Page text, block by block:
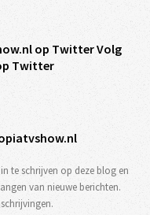
Volg
Twitter
te schrijven op deze blog en
van nieuwe berichten.